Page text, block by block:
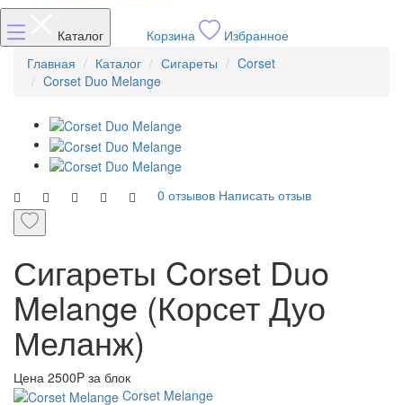
Каталог Корзина
Избранное
Главная
Каталог Сигареты
Corset
Corset Duo Melange
0 отзывов Написать отзыв
Сигареты Corset Duo
Melange (Корсет Дуо
Меланж)
Цена 2500P за блок
Corset Melange